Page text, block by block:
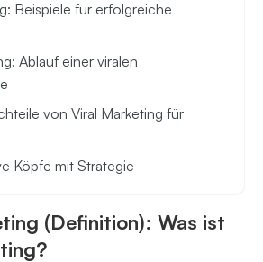
Beispiele für erfolgreiche
Ablauf einer viralen
von Viral Marketing für
Köpfe mit Strategie
(Definition): Was ist